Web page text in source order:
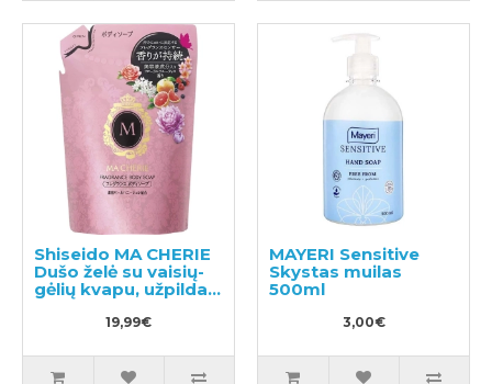
Shiseido MA CHERIE
Dušo želė su vaisių-
gėlių kvapu, užpildas
350ml
19,99€
MAYERI Sensitive
Skystas muilas
500ml
3,00€